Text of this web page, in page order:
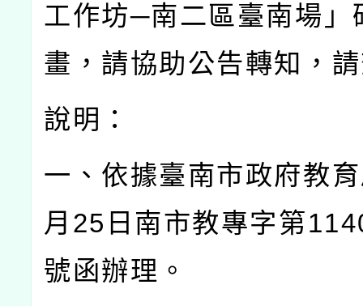
工作坊─南二區臺南場」
畫，請協助公告轉知，
說明：
一、依據臺南市政府教
月 25 日南市教專字第
號函辦理。